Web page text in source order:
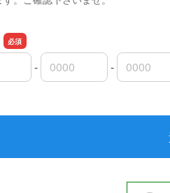
市外局番
-
市内局番 -
加入者番号